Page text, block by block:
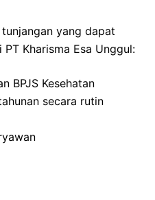
yang dapat
Kharisma Esa Unggul:
BPJS Kesehatan
secara rutin